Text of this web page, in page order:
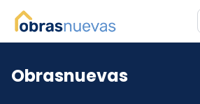
*
Obrasnuevas